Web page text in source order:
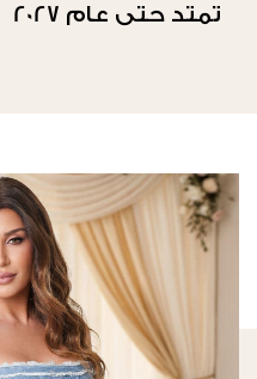
تمتد حتى عام 2027